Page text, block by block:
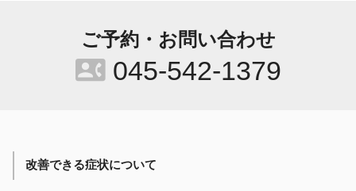
ご予約・お問い合わせ
contact_phone 045-542-1379
改善できる症状について